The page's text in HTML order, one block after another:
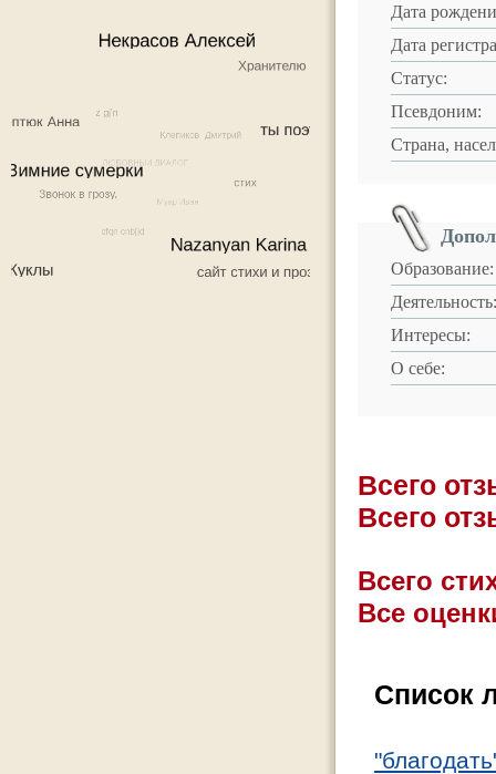
Дата
Дата
Статус:
Псевдоним:
Страна,
Образование:
Деятельность:
Интересы:
О себе:
Всего
Всего
Всего
Все
Список